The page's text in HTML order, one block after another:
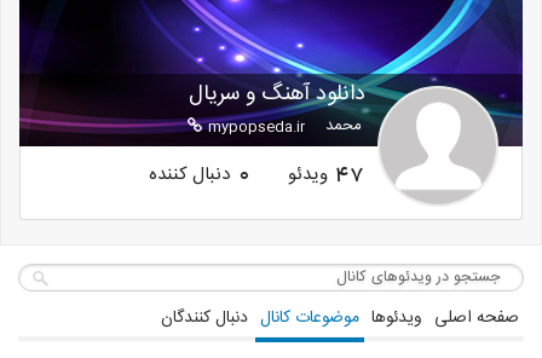
دانلود آهنگ و سریال
محمد mypopseda.ir
47 ویدئو 0 دنبال کننده
صفحه اصلی ویدئوها موضوعات کانال دنبال کنندگان